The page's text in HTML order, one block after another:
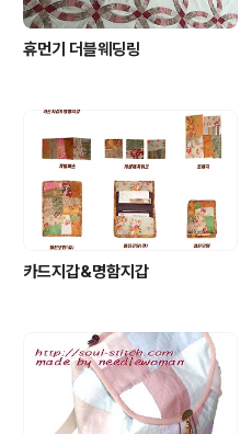
휴먼기 더블웨딩링
카드지갑&명함지갑